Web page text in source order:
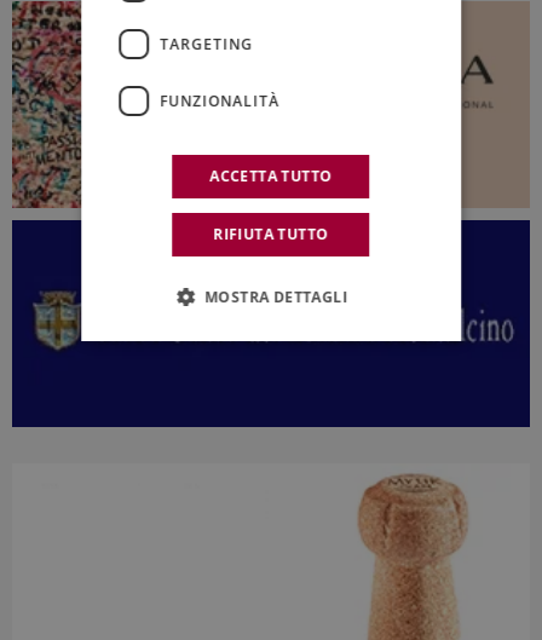
TARGETING
FUNZIONALITÀ
ACCETTA TUTTO
RIFIUTA TUTTO
MOSTRA DETTAGLI